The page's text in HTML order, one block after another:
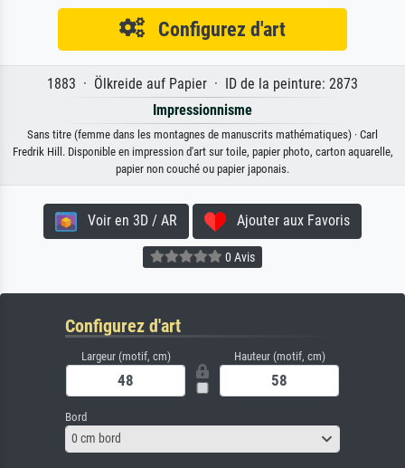
Configurez d'art
1883 · Ölkreide auf Papier · ID de la peinture: 2873
Impressionnisme
Sans titre (femme dans les montagnes de manuscrits mathématiques) · Carl
Fredrik Hill. Disponible en impression d'art sur toile, papier photo, carton aquarelle,
papier non couché ou papier japonais.
Voir en 3D / AR Ajouter aux Favoris
0 Avis
Configurez d'art
Largeur (motif, cm) Hauteur (motif, cm)
Bord
0 cm bord